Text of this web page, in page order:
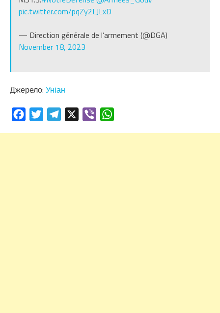
pic.twitter.com/pqZy2LJLxD
— Direction générale de l’armement (@DGA)
November 18, 2023
Джерело: Уніан
FacebookTwitterTelegram Viber